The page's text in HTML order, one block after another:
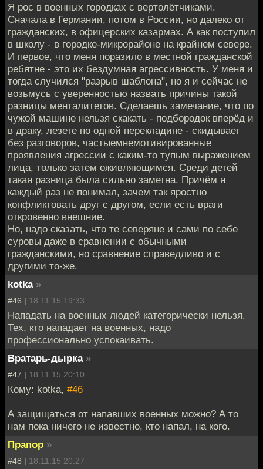
Я рос в военных городках с вертолётчиками.
Сначала в Германии, потом в России, но далеко от
гражданских, в офицерских казармах. А как поступил
в школу - в городке-микрорайоне на крайнем севере.
И первое, что меня поразило в местной гражданской
ребятне - это их бездумная агрессивность. У меня и
тогда случился "разрыв шаблона", но я и сейчас не
возьмусь с уверенностью назвать причины такой
разницы менталитетов. Сделаешь замечание, что по
чужой машине нельзя скакать - подбородок вперёд и
в драку, лезете по одной перекладине - скидывает
без разговоров, частыемнемотивированные
проявления агрессии с каким-то тупым выражением
лица, только затем оживляющимся. Среди детей
такая разница была сильно заметна. Причём я
каждый раз не понимал, зачем так яростно
конфликтовать друг с другом, если есть враги
откровенно внешние.
Но, надо сказать, что те северяне и сами по себе
суровы даже в сравнении с обычными
гражданскими, но сравнение справедливо и с
другими то-же.
kotka »
#46 | 18.11.15 19:33
Нападать на военных людей категорически нельзя.
Тех, кто нападает на военных, надо
профессионально успокаивать.
Вратарь-дырка »
#47 | 18.11.15 20:10
Кому: kotka, #46
А защищаться от напавших военных можно? А то
нам пока ничего не известно, кто напал, на кого.
Прапор »
#48 | 18.11.15 20:27